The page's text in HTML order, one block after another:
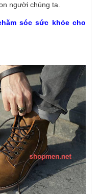
người chúng ta.
sóc sức khỏe cho